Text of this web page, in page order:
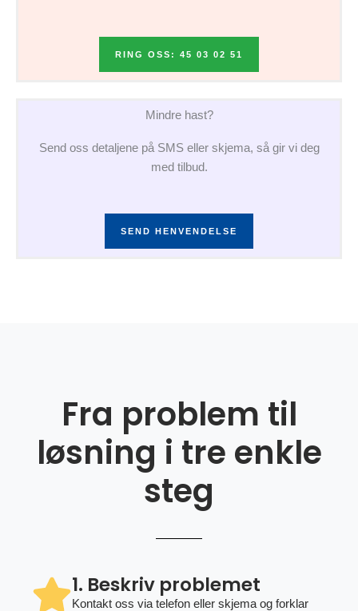
RING OSS: 45 03 02 51
Mindre hast?
Send oss detaljene på SMS eller skjema, så gir vi deg
med tilbud.
SEND HENVENDELSE
Fra problem til
løsning i tre enkle
steg
1. Beskriv problemet
Kontakt oss via telefon eller skjema og forklar